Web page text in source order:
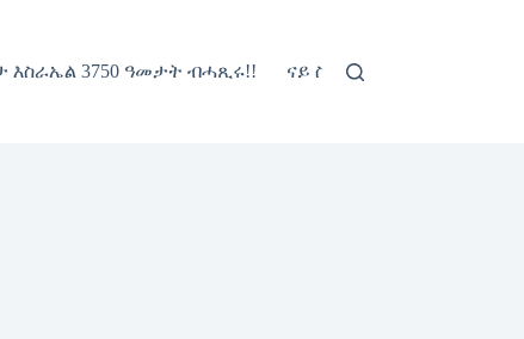
እስራኤል 3750 ዓመታት ብሓጺሩ!! ናይ ስቱርነት ፖሊሲ